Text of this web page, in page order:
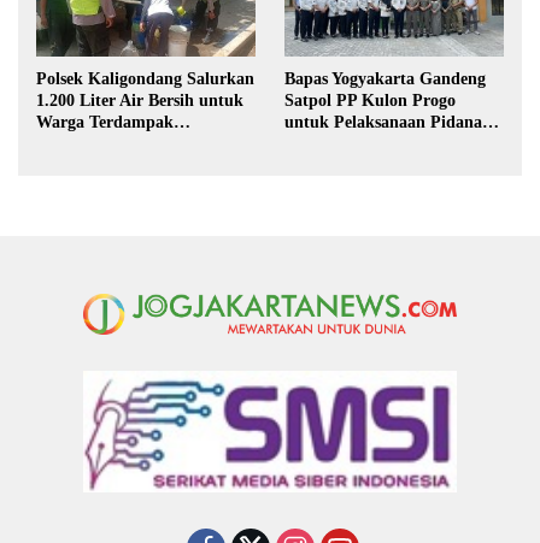
Polsek Kaligondang Salurkan
1.200 Liter Air Bersih untuk
Warga Terdampak
Bapas Yogyakarta Gandeng
Satpol PP Kulon Progo
untuk Pelaksanaan Pidana